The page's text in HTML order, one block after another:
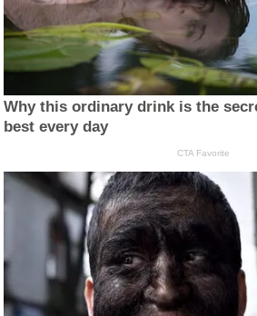
Why this ordinary drink is the
best every day
CTA Favorite